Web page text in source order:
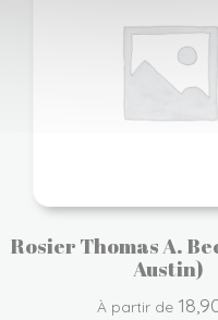
Rosier Thomas A.
Austin)
À partir de